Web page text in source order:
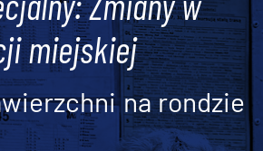
miejskiej
na rondzie